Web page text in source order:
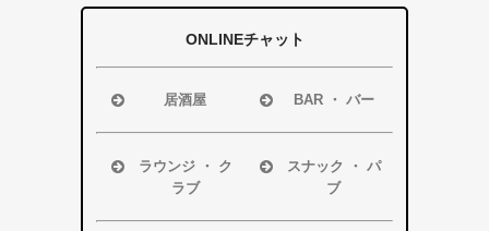
ONLINEチャット
居酒屋
浜松市
磐田市
袋井市
掛川市
BAR ・ バー
浜松市
磐田市
袋井市
掛川市
ラウンジ ・ ク
ラブ
浜松市
スナック ・ パ
ブ
浜松市